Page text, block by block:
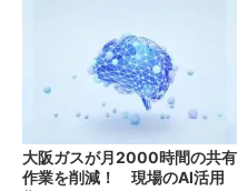
大阪ガスが月2000時間の共有
作業を削減！ 現場のAI活用